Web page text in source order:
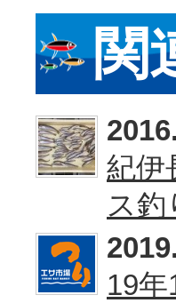
関
紀伊
ス釣
19年